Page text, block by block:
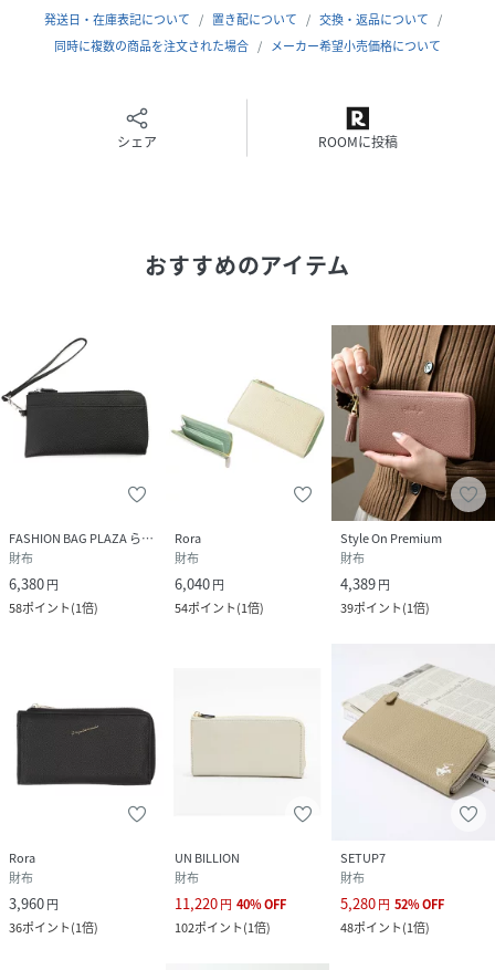
発送日・在庫表記について 置き配について
交換・返品について
同時に複数の商品を注文された場合
メーカー希望小売価格について
シェア ROOMに投稿
おすすめのアイテム
FASHION BAG PLAZA らみー
財布
6,380円
58ポイント(1倍)
Rora
財布
6,040円
54ポイント(1倍)
Style On Premium
財布
4,389円
39ポイント(1倍)
Rora
財布
3,960円
36ポイント(1倍)
UN BILLION
財布
11,220円 40%OFF
102ポイント(1倍)
SETUP7
財布
5,280円 52%OFF
48ポイント(1倍)